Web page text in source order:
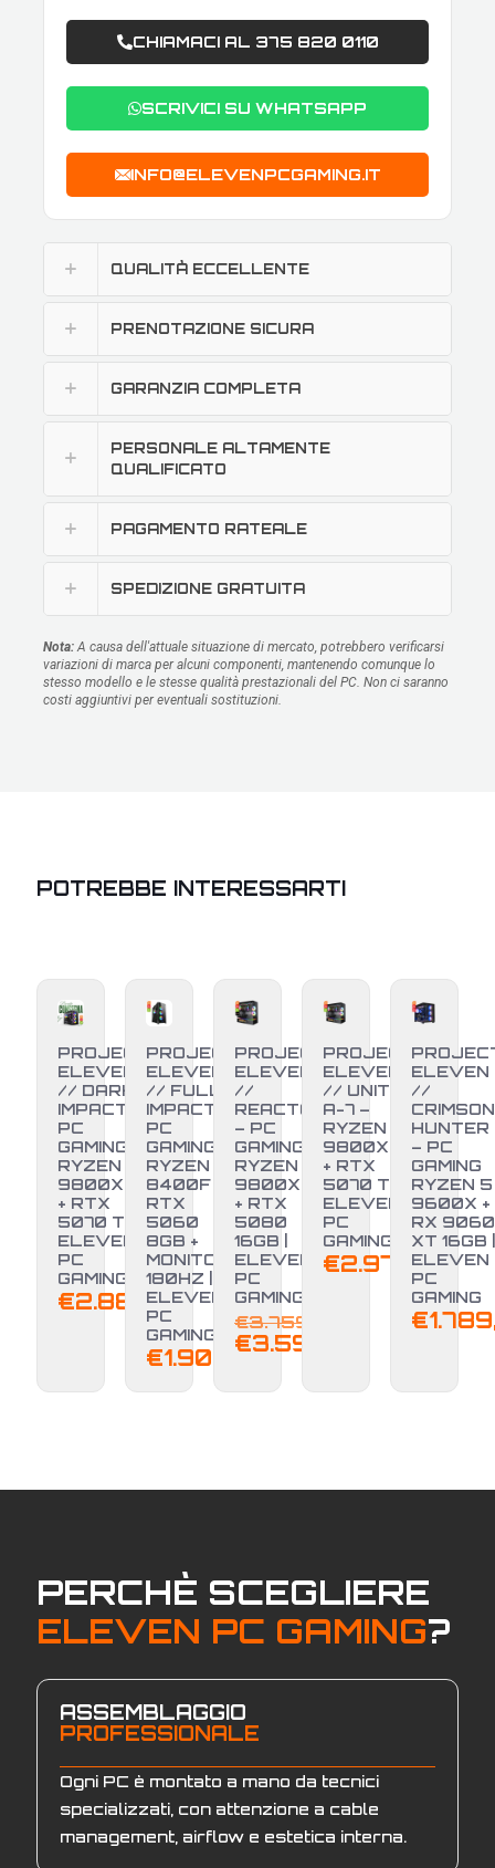
CHIAMACI AL 375 820 0110
SCRIVICI SU WHATSAPP
INFO@ELEVENPCGAMING.IT
QUALITÀ ECCELLENTE
PRENOTAZIONE SICURA
GARANZIA COMPLETA
PERSONALE ALTAMENTE
QUALIFICATO
PAGAMENTO RATEALE
SPEDIZIONE GRATUITA
Nota: A causa dell'attuale situazione di mercato, potrebbero verificarsi
variazioni di marca per alcuni componenti, mantenendo comunque lo
stesso modello e le stesse qualità prestazionali del PC. Non ci saranno
costi aggiuntivi per eventuali sostituzioni.
POTREBBE INTERESSARTI
PROJECT
ELEVEN
// DARK
IMPACT –
PC
GAMING
RYZEN 7
9800X3D
+ RTX
5070 TI |
ELEVEN
PC
GAMING
€2.889,00
PROJECT
ELEVEN
// FULL
IMPACT –
PC
GAMING
RYZEN 5
8400F +
RTX
5060
8GB +
MONITOR
180HZ |
ELEVEN
PC
GAMING
€1.900,00
-4%
PROJECT
ELEVEN
//
REACTOR
– PC
GAMING
RYZEN 7
9800X3D
+ RTX
5080
16GB |
ELEVEN
PC
GAMING
€3.759,00
era:
€3.599,00
attuale
PROJECT
ELEVEN
// UNITÀ
A-7 –
RYZEN 7
9800X3D
+ RTX
5070 TI |
ELEVEN
PC
GAMING
€2.970,00
ELEVEN
//
CRIMSON
HUNTER
– PC
GAMING
RYZEN 5
9600X +
RX 9060
XT 16GB |
ELEVEN
PC
GAMING
€
PERCHÈ SCEGLIERE
ELEVEN PC GAMING?
ASSEMBLAGGIO
PROFESSIONALE
Ogni PC è montato a mano da tecnici
specializzati, con attenzione a cable
management, airflow e estetica interna.